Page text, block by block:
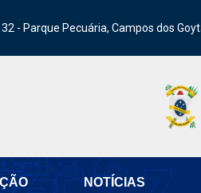
- Parque Pecuária, Campos dos
NOTÍCIAS